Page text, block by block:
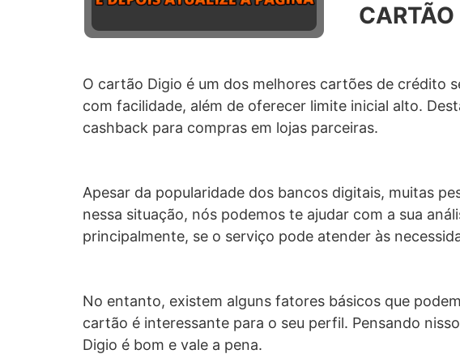
CARTÃO
O cartão Digio é um dos melhores cartões de crédito
com facilidade, além de oferecer limite inicial alto.
cashback para compras em lojas parceiras.
Apesar da popularidade dos bancos digitais, muitas
nessa situação, nós podemos te ajudar com a sua
principalmente, se o serviço pode atender às
No entanto, existem alguns fatores básicos que
cartão é interessante para o seu perfil. Pensando
Digio é bom e vale a pena.